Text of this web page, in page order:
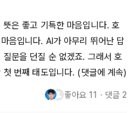
은 좋고 기특한 마음입니다. 호
음입니다. AI가 아무리 뛰어난 답
문을 던질 순 없겠죠. 그래서 호
번째 태도입니다. (댓글에 계속)
좋아요 11 ・ 댓글 2